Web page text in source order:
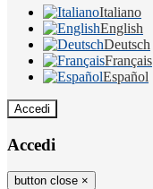
Italiano
English
Deutsch
Français
Español
Accedi
Accedi
button close ×